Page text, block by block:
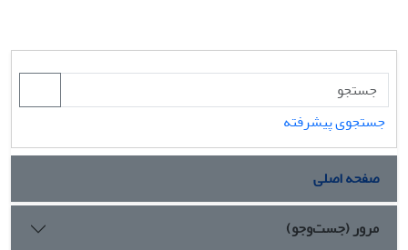
جستجوی پیشرفته
صفحه اصلی
مرور (جست‌وجو)